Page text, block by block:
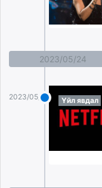
2023/05/24
2023/05/24 Үйл явдал